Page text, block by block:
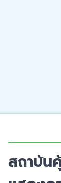
สถาบัน